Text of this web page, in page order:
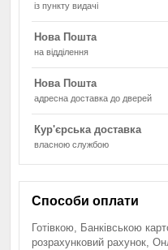
із пункту видачі
Нова Пошта
на відділення
Нова Пошта
адресна доставка до дверей
Кур'єрська доставка
власною службою
Способи оплати
Готівкою, Банківською
розрахунковий рахунок,